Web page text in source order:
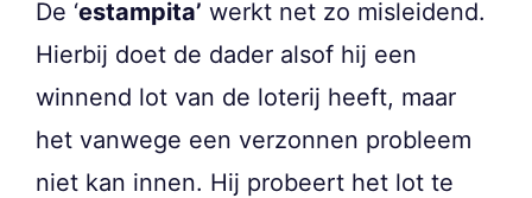
De ‘estampita’ werkt net zo misleidend.
Hierbij doet de dader alsof hij een
winnend lot van de loterij heeft, maar
het vanwege een verzonnen probleem
niet kan innen. Hij probeert het lot te